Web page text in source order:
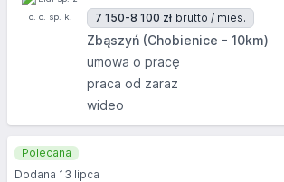
7 150-8 100 zł brutto / mies.
Zbąszyń (Chobienice - 10km)
umowa o pracę
praca od zaraz
wideo
Polecana
Dodana 13 lipca